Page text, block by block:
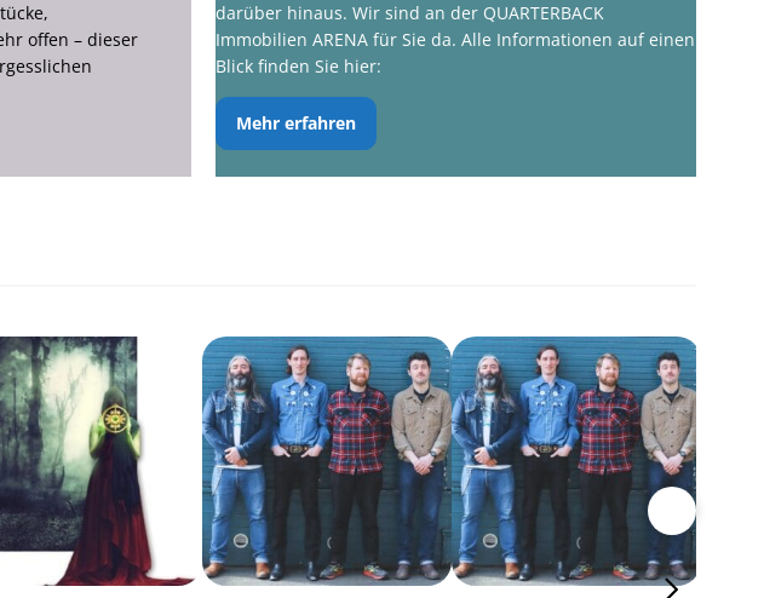
offen – dieser
darüber hinaus. Wir sind an der QUARTERBACK
Immobilien ARENA für Sie da. Alle Informationen auf einen
Blick finden Sie hier:
Mehr erfahren